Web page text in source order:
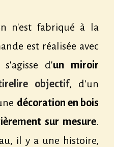
n'est fabriqué à la
est réalisée avec
d'un miroir
objectif, d'un
décoration en bois
sur mesure.
il y a une histoire,